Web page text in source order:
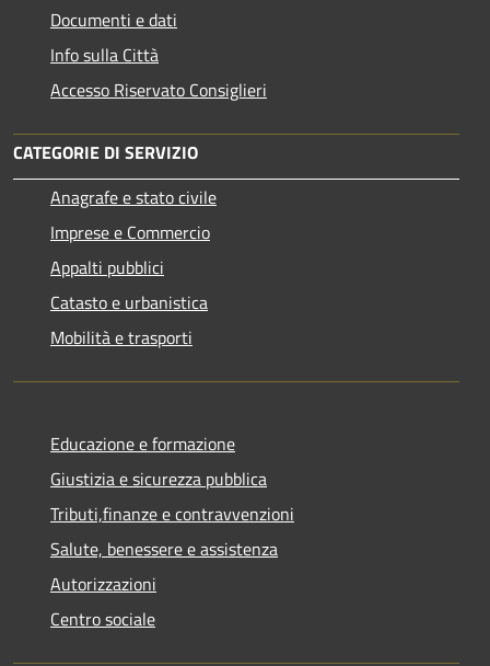
Documenti e dati
Info sulla Città
Accesso Riservato Consiglieri
CATEGORIE DI SERVIZIO
Anagrafe e stato civile
Imprese e Commercio
Appalti pubblici
Catasto e urbanistica
Mobilità e trasporti
Educazione e formazione
Giustizia e sicurezza pubblica
Tributi,finanze e contravvenzioni
Salute, benessere e assistenza
Autorizzazioni
Centro sociale